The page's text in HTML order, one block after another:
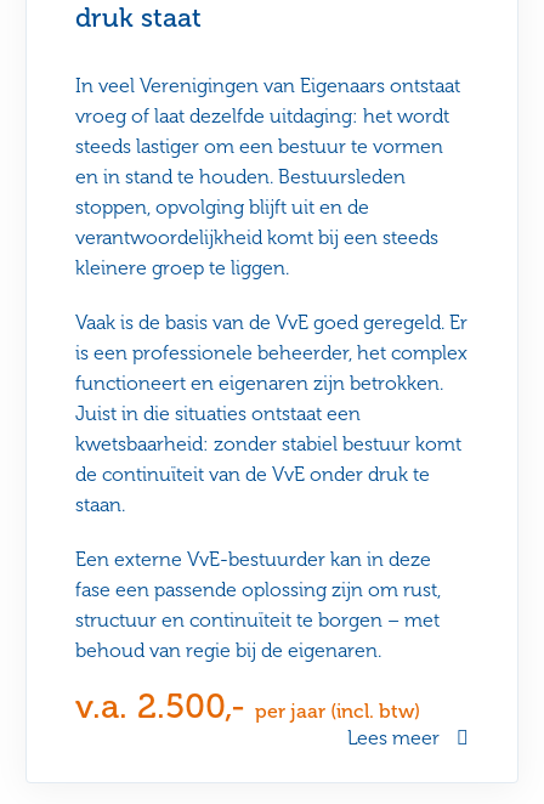
druk staat
In veel Verenigingen van Eigenaars ontstaat
vroeg of laat dezelfde uitdaging: het wordt
steeds lastiger om een bestuur te vormen
en in stand te houden. Bestuursleden
stoppen, opvolging blijft uit en de
verantwoordelijkheid komt bij een steeds
kleinere groep te liggen.
Vaak is de basis van de VvE goed geregeld. Er
is een professionele beheerder, het complex
functioneert en eigenaren zijn betrokken.
Juist in die situaties ontstaat een
kwetsbaarheid: zonder stabiel bestuur komt
de continuïteit van de VvE onder druk te
staan.
Een externe VvE-bestuurder kan in deze
fase een passende oplossing zijn om rust,
structuur en continuïteit te borgen – met
behoud van regie bij de eigenaren.
v.a. 2.500,-per jaar (incl. btw)
Lees meer